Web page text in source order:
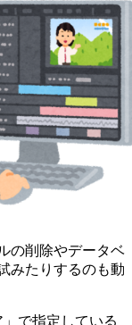
の削除やデータベ
みたりするのも動
で指定している